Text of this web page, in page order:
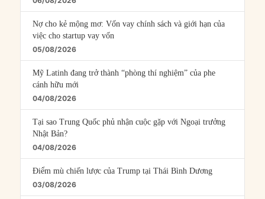
Nợ cho kẻ mộng mơ: Vốn vay chính sách và giới hạn của
việc cho startup vay vốn
05/08/2026
Mỹ Latinh đang trở thành “phòng thí nghiệm” của phe
cánh hữu mới
04/08/2026
Tại sao Trung Quốc phủ nhận cuộc gặp với Ngoại trưởng
Nhật Bản?
04/08/2026
Điểm mù chiến lược của Trump tại Thái Bình Dương
03/08/2026